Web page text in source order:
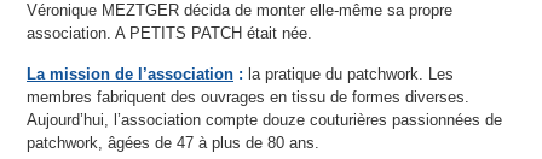
Véronique MEZTGER décida de monter elle-même sa propre
association. A PETITS PATCH était née.
La mission de l’association : la pratique du patchwork. Les
membres fabriquent des ouvrages en tissu de formes diverses.
Aujourd’hui, l’association compte douze couturières passionnées de
patchwork, âgées de 47 à plus de 80 ans.